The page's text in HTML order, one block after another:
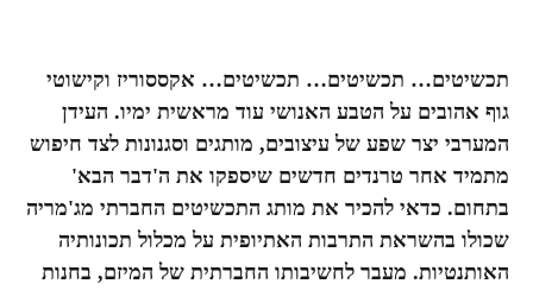
תכשיטים… תכשיטים… תכשיטים… אקססוריז וקישוטי
גוף אהובים על הטבע האנושי עוד מראשית ימיו. העידן
המערבי יצר שפע של עיצובים, מותגים וסגנונות לצד חיפוש
מתמיד אחר טרנדים חדשים שיספקו את ה'דבר הבא'
בתחום. כדאי להכיר את מותג התכשיטים החברתי מג'מריה
שכולו בהשראת התרבות האתיופית על מכלול תכונותיה
האותנטיות. מעבר לחשיבותו החברתית של המיזם, בחנות